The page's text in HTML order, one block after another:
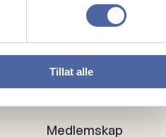
Tillat alle
Om oss
Medlemskap